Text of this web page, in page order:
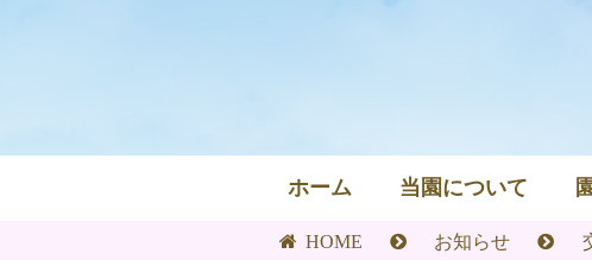
ホーム 当園について
HOME お知らせ